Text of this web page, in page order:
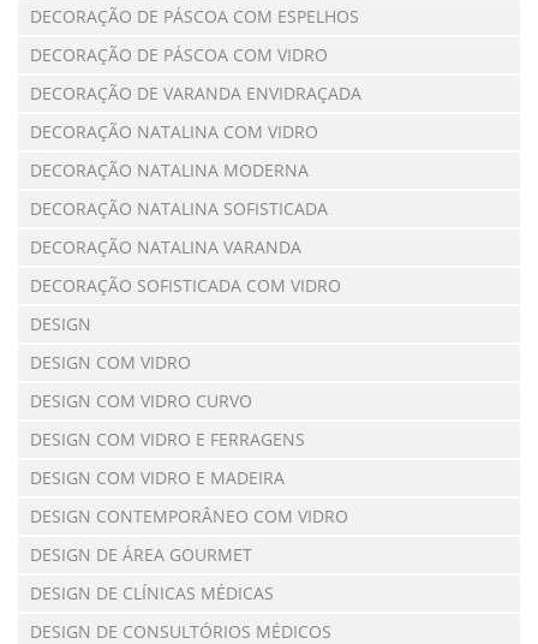
DECORAÇÃO DE PÁSCOA COM ESPELHOS
DECORAÇÃO DE PÁSCOA COM VIDRO
DECORAÇÃO DE VARANDA ENVIDRAÇADA
DECORAÇÃO NATALINA COM VIDRO
DECORAÇÃO NATALINA MODERNA
DECORAÇÃO NATALINA SOFISTICADA
DECORAÇÃO NATALINA VARANDA
DECORAÇÃO SOFISTICADA COM VIDRO
DESIGN
DESIGN COM VIDRO
DESIGN COM VIDRO CURVO
DESIGN COM VIDRO E FERRAGENS
DESIGN COM VIDRO E MADEIRA
DESIGN CONTEMPORÂNEO COM VIDRO
DESIGN DE ÁREA GOURMET
DESIGN DE CLÍNICAS MÉDICAS
DESIGN DE CONSULTÓRIOS MÉDICOS